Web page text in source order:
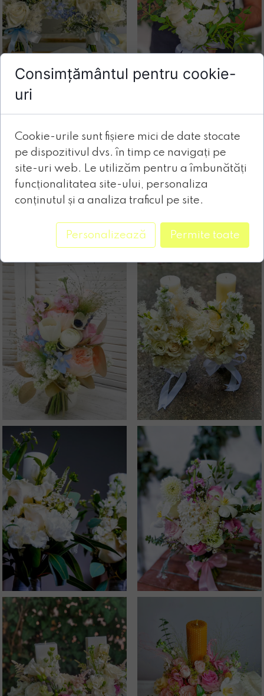
Consimțământul pentru cookie-
uri
Cookie-urile sunt fișiere mici de date stocate
pe dispozitivul dvs. în timp ce navigați pe
site-uri web. Le utilizăm pentru a îmbunătăți
funcționalitatea site-ului, personaliza
conținutul și a analiza traficul pe site.
Personalizează Permite toate